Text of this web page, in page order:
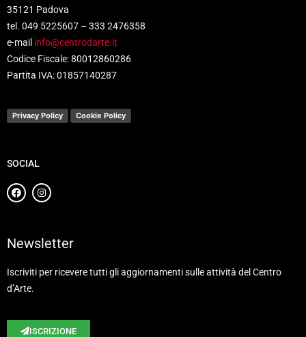
35121 Padova
tel. 049 5225607 – 333 2476358
e-mail info@centrodarte.it
Codice Fiscale: 80012860286
Partita IVA: 01857140287
Privacy Policy Cookie Policy
SOCIAL
Newsletter
Iscriviti per ricevere tutti gli aggiornamenti sulle attività del Centro
d’Arte.
ISCRIZIONE